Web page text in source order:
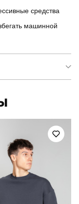
средства
машинной
OW55981421Lba
повсякденного носіння
повсякденний